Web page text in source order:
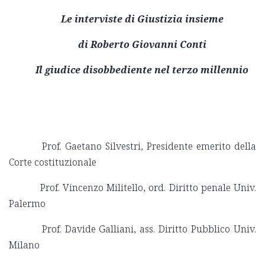
Le interviste di Giustizia insieme
di Roberto Giovanni Conti
Il giudice disobbediente nel terzo millennio
Prof. Gaetano Silvestri, Presidente emerito della
Corte costituzionale
Prof. Vincenzo Militello, ord. Diritto penale Univ.
Palermo
Prof. Davide Galliani, ass. Diritto Pubblico Univ.
Milano